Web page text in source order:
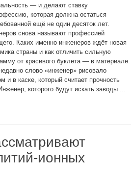
— и делают ставку
которая должна остаться
ещё не один десяток лет.
снова называют профессией
Каких именно инженеров ждёт новая
страны и как отличить сильную
от красивого буклета — в материале.
слово «инженер» рисовало
и в каске, который считает прочность
которого будут искать заводы ...
ионных